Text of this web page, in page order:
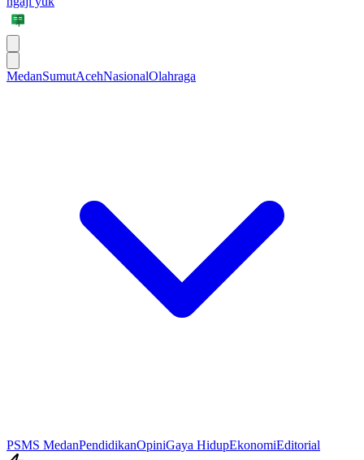
MedanSumutAcehNasionalOlahraga
PSMS MedanPendidikanOpiniGaya HidupEkonomiEditorial